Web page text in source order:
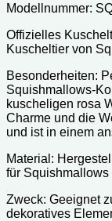
Modellnummer:
Offizielles
Kuscheltier von
Besonderheiten:
Squishmallows-
kuscheligen rosa
Charme und die
und ist in einem
Material:
für Squishmallows
Zweck: Geeignet
dekoratives